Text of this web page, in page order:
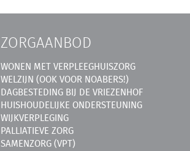
ZORGAANBOD
WONEN MET VERPLEEGHUISZORG
WELZIJN (OOK VOOR NOABERS!)
DAGBESTEDING BIJ DE VRIEZENHOF
HUISHOUDELIJKE ONDERSTEUNING
WIJKVERPLEGING
PALLIATIEVE ZORG
SAMENZORG (VPT)